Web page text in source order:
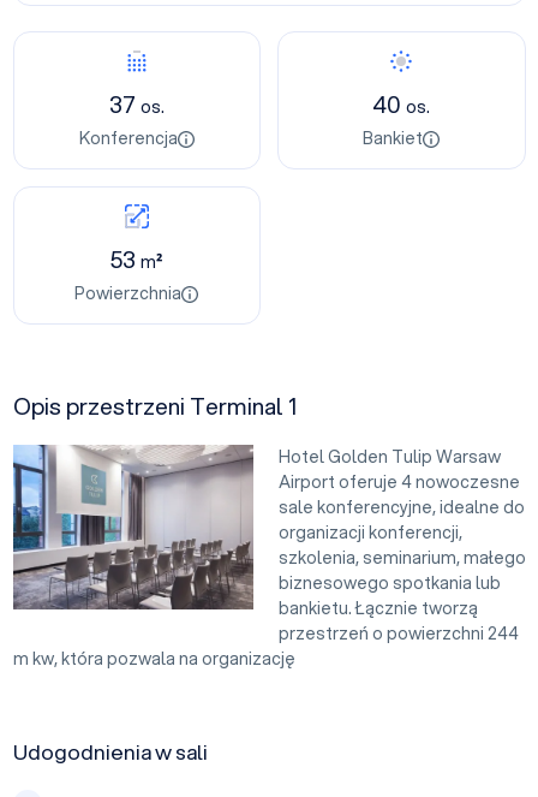
37 os.
Konferencja
40os.
Bankiet
53m²
Powierzchnia
Opis przestrzeni Terminal 1
Hotel Golden Tulip Warsaw
Airport oferuje 4 nowoczesne
sale konferencyjne, idealne do
organizacji konferencji,
szkolenia, seminarium, małego
biznesowego spotkania lub
bankietu. Łącznie tworzą
przestrzeń o powierzchni 244
m kw, która pozwala na organizację
Udogodnienia w sali